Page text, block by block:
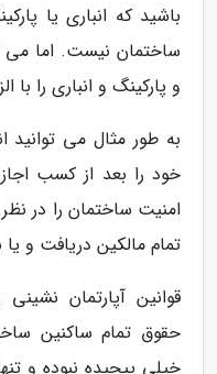
باشید که انباری یا
ساختمان نیست. اما می
و پارکینگ و انباری را با
به طور مثال می توانید
خود را بعد از کسب
امنیت ساختمان را در
تمام مالکین دریافت و
قوانین آپارتمان
حقوق تمام ساکنین
خیلی پیچیده نبوده و